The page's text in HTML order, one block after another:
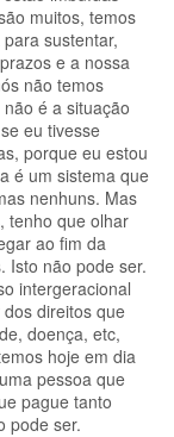
muitos, temos
sustentar,
e a nossa
não temos
é a situação
eu tivesse
porque eu estou
é um sistema que
nenhuns. Mas
tenho que olhar
ao fim da
Isto não pode ser.
intergeracional
direitos que
doença, etc,
hoje em dia
pessoa que
pague tanto
pode ser.